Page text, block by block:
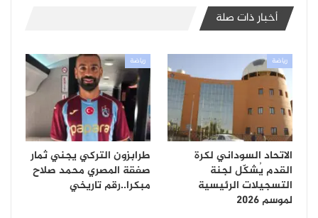
أخبار ذات صلة
رياضة
الاتحاد السوداني لكرة
القدم يُشكّل لجنة
التسجيلات الرئيسية
لموسم 2026
رياضة
طرابزون التركي يجني ثمار
صفقة المصري محمد صلاح
مبكرا..رقم تاريخي